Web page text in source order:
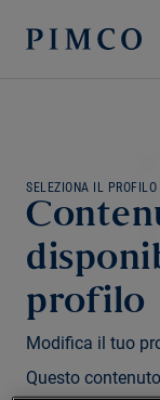
SELEZIONA IL PROFILO
profilo
Modifica il tuo
Questo